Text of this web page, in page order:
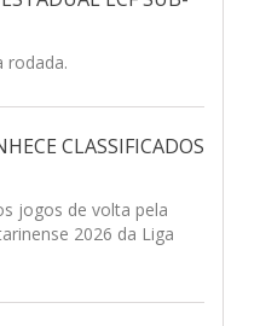
rodada.
CLASSIFICADOS
jogos de volta pela
2026 da Liga